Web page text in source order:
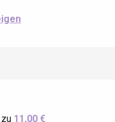
11,00 €